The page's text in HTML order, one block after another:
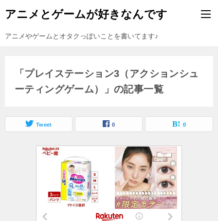
アニメとゲームが好きなんです
アニメやゲームとオタクっぽいことを書いてます♪
「プレイステーション3（アクションシュ
ーティングゲーム）」の記事一覧
Tweet 0 0